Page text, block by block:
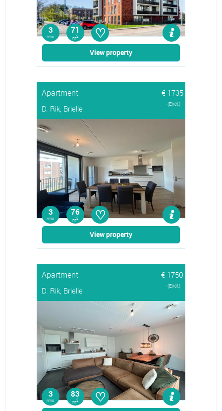
3
rms
71
m2 ♡
View property
Apartment
€ 1735
D. Rik, Brielle
(Excl.)
3
rms
76
m2 ♡
View property
Apartment
€ 1750
D. Rik, Brielle
(Excl.)
3
rms
83
m2 ♡